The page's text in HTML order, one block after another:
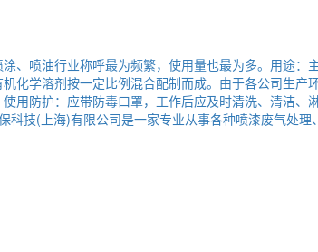
、喷油行业称呼最为频繁，使用量也最为多。用途
化学溶剂按一定比例混合配制而成。由于各公司生
用防护：应带防毒口罩，工作后应及时清洗、清洁
技(上海)有限公司是一家专业从事各种喷漆废气处